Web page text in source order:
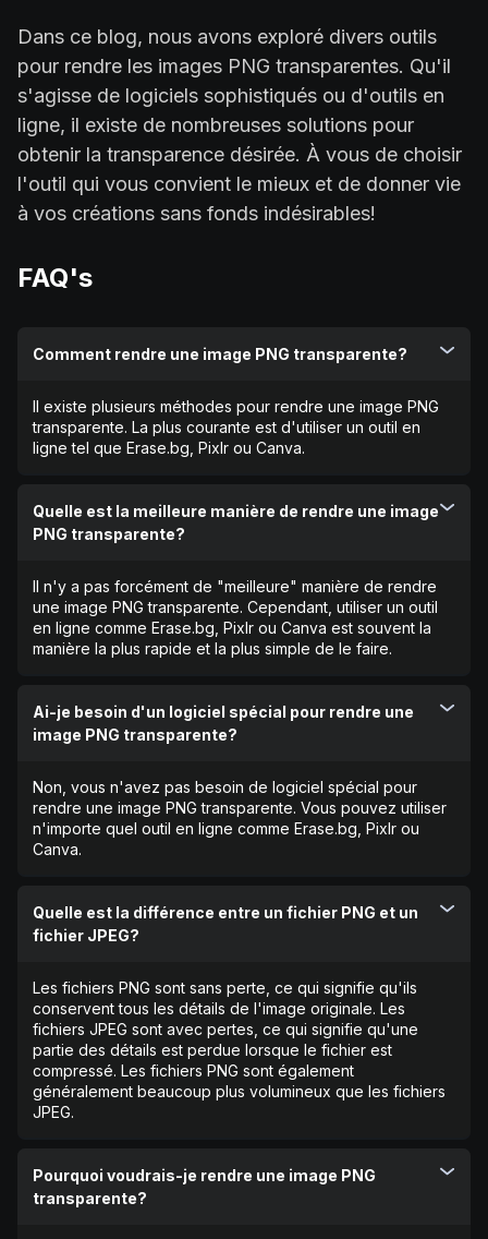
Dans ce blog, nous avons exploré divers outils
pour rendre les images PNG transparentes. Qu'il
s'agisse de logiciels sophistiqués ou d'outils en
ligne, il existe de nombreuses solutions pour
obtenir la transparence désirée. À vous de choisir
l'outil qui vous convient le mieux et de donner vie
à vos créations sans fonds indésirables!
FAQ's
Comment rendre une image PNG transparente?
Il existe plusieurs méthodes pour rendre une image PNG
transparente. La plus courante est d'utiliser un outil en
ligne tel que Erase.bg, Pixlr ou Canva.
Quelle est la meilleure manière de rendre une image
PNG transparente?
Il n'y a pas forcément de "meilleure" manière de rendre
une image PNG transparente. Cependant, utiliser un outil
en ligne comme Erase.bg, Pixlr ou Canva est souvent la
manière la plus rapide et la plus simple de le faire.
Ai-je besoin d'un logiciel spécial pour rendre une
image PNG transparente?
Non, vous n'avez pas besoin de logiciel spécial pour
rendre une image PNG transparente. Vous pouvez utiliser
n'importe quel outil en ligne comme Erase.bg, Pixlr ou
Canva.
Quelle est la différence entre un fichier PNG et un
fichier JPEG?
Les fichiers PNG sont sans perte, ce qui signifie qu'ils
conservent tous les détails de l'image originale. Les
fichiers JPEG sont avec pertes, ce qui signifie qu'une
partie des détails est perdue lorsque le fichier est
compressé. Les fichiers PNG sont également
généralement beaucoup plus volumineux que les fichiers
JPEG.
Pourquoi voudrais-je rendre une image PNG
transparente?